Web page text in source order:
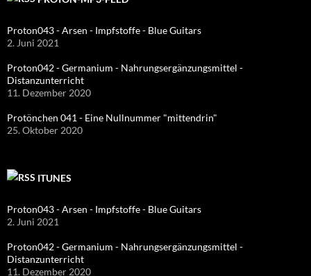
Proton043 - Arsen - Impfstoffe - Blue Guitars
2. Juni 2021
Proton042 - Germanium - Nahrungsergänzungsmittel -
Distanzunterricht
11. Dezember 2020
Protönchen 041 - Eine Nullnummer "mittendrin"
25. Oktober 2020
ITUNES
Proton043 - Arsen - Impfstoffe - Blue Guitars
2. Juni 2021
Proton042 - Germanium - Nahrungsergänzungsmittel -
Distanzunterricht
11. Dezember 2020